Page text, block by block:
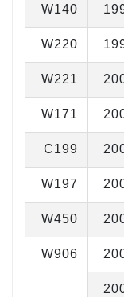
W140
W220
W221
W171
C199
W197
W450
W906